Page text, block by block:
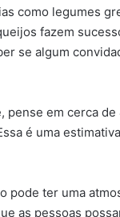
como legumes
fazem
se algum
pense em cerca
é uma
pode ter uma
as pessoas